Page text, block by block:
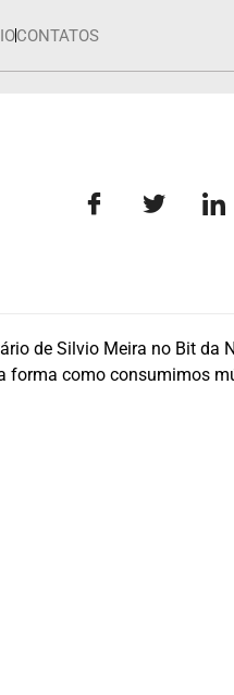
CONTATOS
de Silvio Meira no Bit da
forma como consumimos